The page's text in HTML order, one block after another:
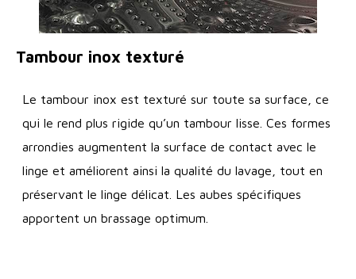
Tambour inox texturé
Le tambour inox est texturé sur toute sa surface, ce
qui le rend plus rigide qu’un tambour lisse. Ces formes
arrondies augmentent la surface de contact avec le
linge et améliorent ainsi la qualité du lavage, tout en
préservant le linge délicat. Les aubes spécifiques
apportent un brassage optimum.